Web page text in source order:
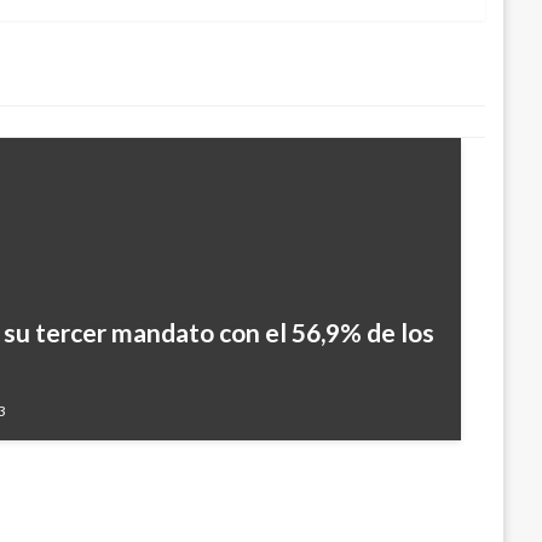
tercer mandato con el 56,9% de los
al personal diplomático de